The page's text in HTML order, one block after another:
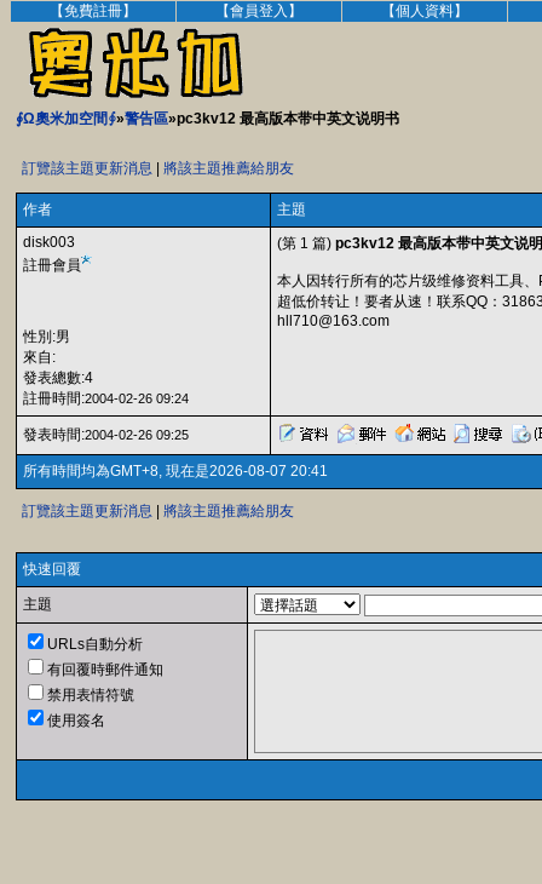
【免費註冊】 【會員登入】 【個人資料】
∮Ω奧米加空間∮»警告區»pc3kv12 最高版本带中英文说明书
訂覽該主題更新消息 將該主題推薦給朋友
作者
主題
disk003
註冊會員
性別:男
來自:
發表總數:4
註冊時間:2004-02-26 09:24
(第 1 篇) pc3kv12 最高版本带中英文说
本人因转行所有的芯片级维修资料工具
超低价转让！要者从速！联系QQ：
hll710@163.com
發表時間:2004-02-26 09:25
所有時間均為GMT+8, 現在是2026-08-07 20:41
訂覽該主題更新消息 將該主題推薦給朋友
快速回覆
主題
URLs自動分析
有回覆時郵件通知
禁用表情符號
使用簽名